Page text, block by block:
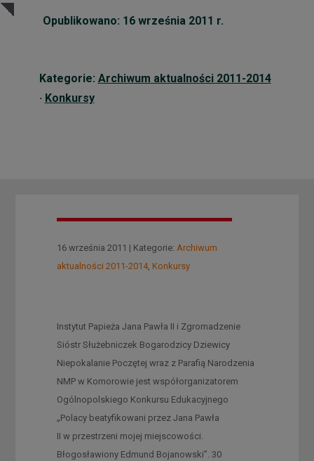
Opublikowano: 16 września 2011 r.
Kategorie: Archiwum aktualności 2011-2014
· Konkursy
16 września 2011 | Kategorie: Archiwum
aktualności 2011-2014, Konkursy
Instytut Papieża Jana Pawła II i Zgromadzenie
Sióstr Służebniczek Bogarodzicy Dziewicy
Niepokalanie Poczętej wraz z Parafią Narodzenia
NMP w Komorowie jest współorganizatorem
Ogólnopolskiego Konkursu Edukacyjnego
„Polacy beatyfikowani przez Jana Pawła
II w przestrzeni mojej miejscowości.
Błogosławiony Edmund Bojanowski”. 30